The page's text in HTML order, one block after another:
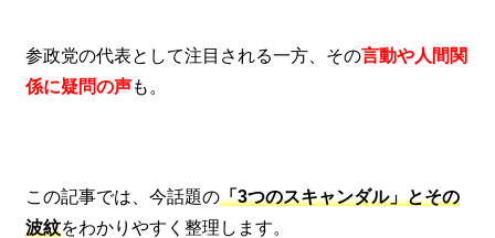
参政党の代表として注目される一方、その言動や人間関
係に疑問の声も。
この記事では、今話題の「3つのスキャンダル」とその
波紋をわかりやすく整理します。